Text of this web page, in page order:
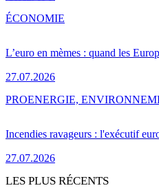
L’euro en mèmes : quand les
27.07.2026
ÉCONOMIE
Incendies ravageurs : l'exécutif
27.07.2026
PROENERGIE,
LES PLUS RÉCENTS